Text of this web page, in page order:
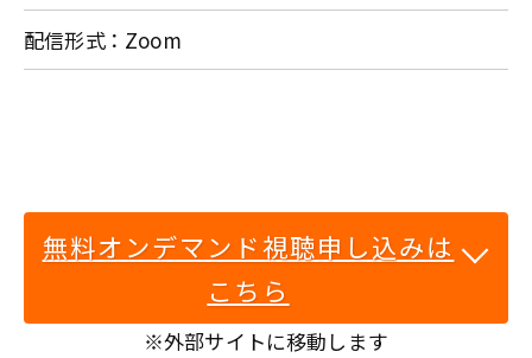
配信形式
Zoom
無料オンデマンド視聴申し込みは
こちら
※外部サイトに移動します